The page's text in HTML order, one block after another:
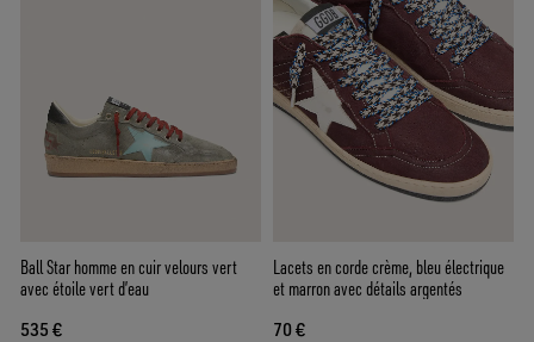
Ball Star homme en cuir velours vert
avec étoile vert d’eau
535 €
Lacets en corde crème, bleu électrique
et marron avec détails argentés
70 €